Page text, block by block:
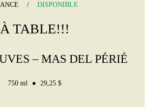
DISPONIBLE
À TABLE!!!
– MAS DEL PÉRIÉ
750 ml 29,25 $